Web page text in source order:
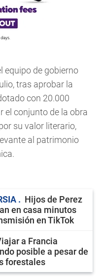
equipo de gobierno
tras aprobar la
con 20.000
el conjunto de la obra
su valor literario,
al patrimonio
Hijos de Perez
en casa minutos
en TikTok
a Francia
posible a pesar de
forestales